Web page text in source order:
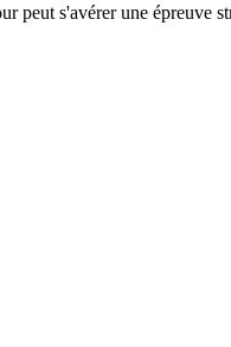
peut s'avérer une